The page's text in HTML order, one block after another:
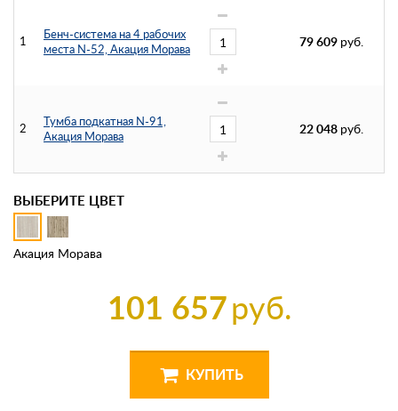
1
Бенч-система на 4 рабочих
места N-52, Акация Морава
79 609 руб.
2
Тумба подкатная N-91,
Акация Морава
22 048 руб.
ВЫБЕРИТЕ ЦВЕТ
Акация Морава
101 657руб.
КУПИТЬ